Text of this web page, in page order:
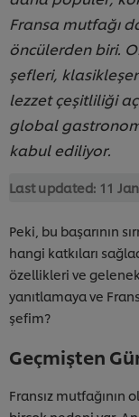
Fransa mutfağı
öncülerden biri.
şefleri,
lezzet çeşitliliği
global
kabul ediliyor.
Last updated: 11
Peki, bu başarının
hangi katkıları
özellikleri ve
yanıtlamaya ve
şefim?
Geçmişten
Fransız mutfağının